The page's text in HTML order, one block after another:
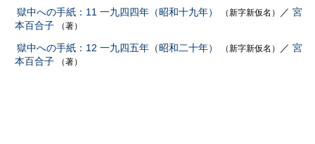
獄中への手紙：11 一九四四年（昭和十九年） （新字新仮名） ／ 宮
本百合子
（著）
獄中への手紙：12 一九四五年（昭和二十年） （新字新仮名） ／ 宮
本百合子
（著）